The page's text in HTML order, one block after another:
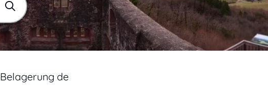
Belagerung de